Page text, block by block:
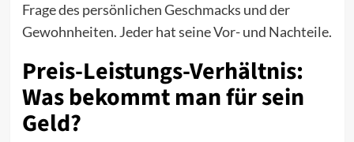
Frage des persönlichen Geschmacks und der
Gewohnheiten. Jeder hat seine Vor- und Nachteile.
Preis-Leistungs-Verhältnis:
Was bekommt man für sein
Geld?